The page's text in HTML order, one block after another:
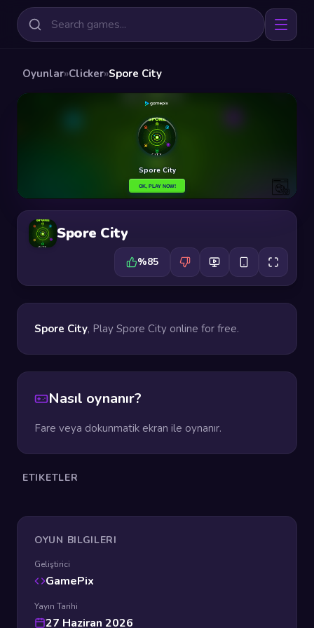
Oyunlar»Clicker»Spore City
Spore City
%85
Spore City, Play Spore City online for free.
Nasıl oynanır?
Fare veya dokunmatik ekran ile oynanır.
ETIKETLER
OYUN BILGILERI
Geliştirici
GamePix
Yayın Tarihi
27 Haziran 2026